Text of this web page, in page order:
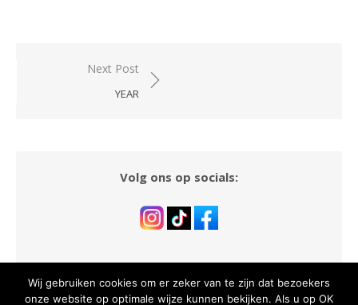
BerichtNext Post
YEAR
Volg ons op socials:
Wij gebruiken cookies om er zeker van te zijn dat bezoekers
onze website op optimale wijze kunnen bekijken. Als u op OK